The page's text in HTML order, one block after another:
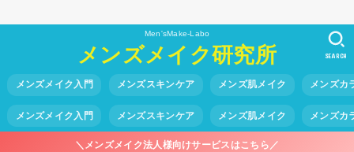
Men'sMake-Labo
メンズメイク研究所
メンズメイク入門 メンズスキンケア メンズ肌メイク メンズカ
メンズメイク入門 メンズスキンケア メンズ肌メイク メンズカ
SEARCH
＼メンズメイク法人様向けサービスはこちら／